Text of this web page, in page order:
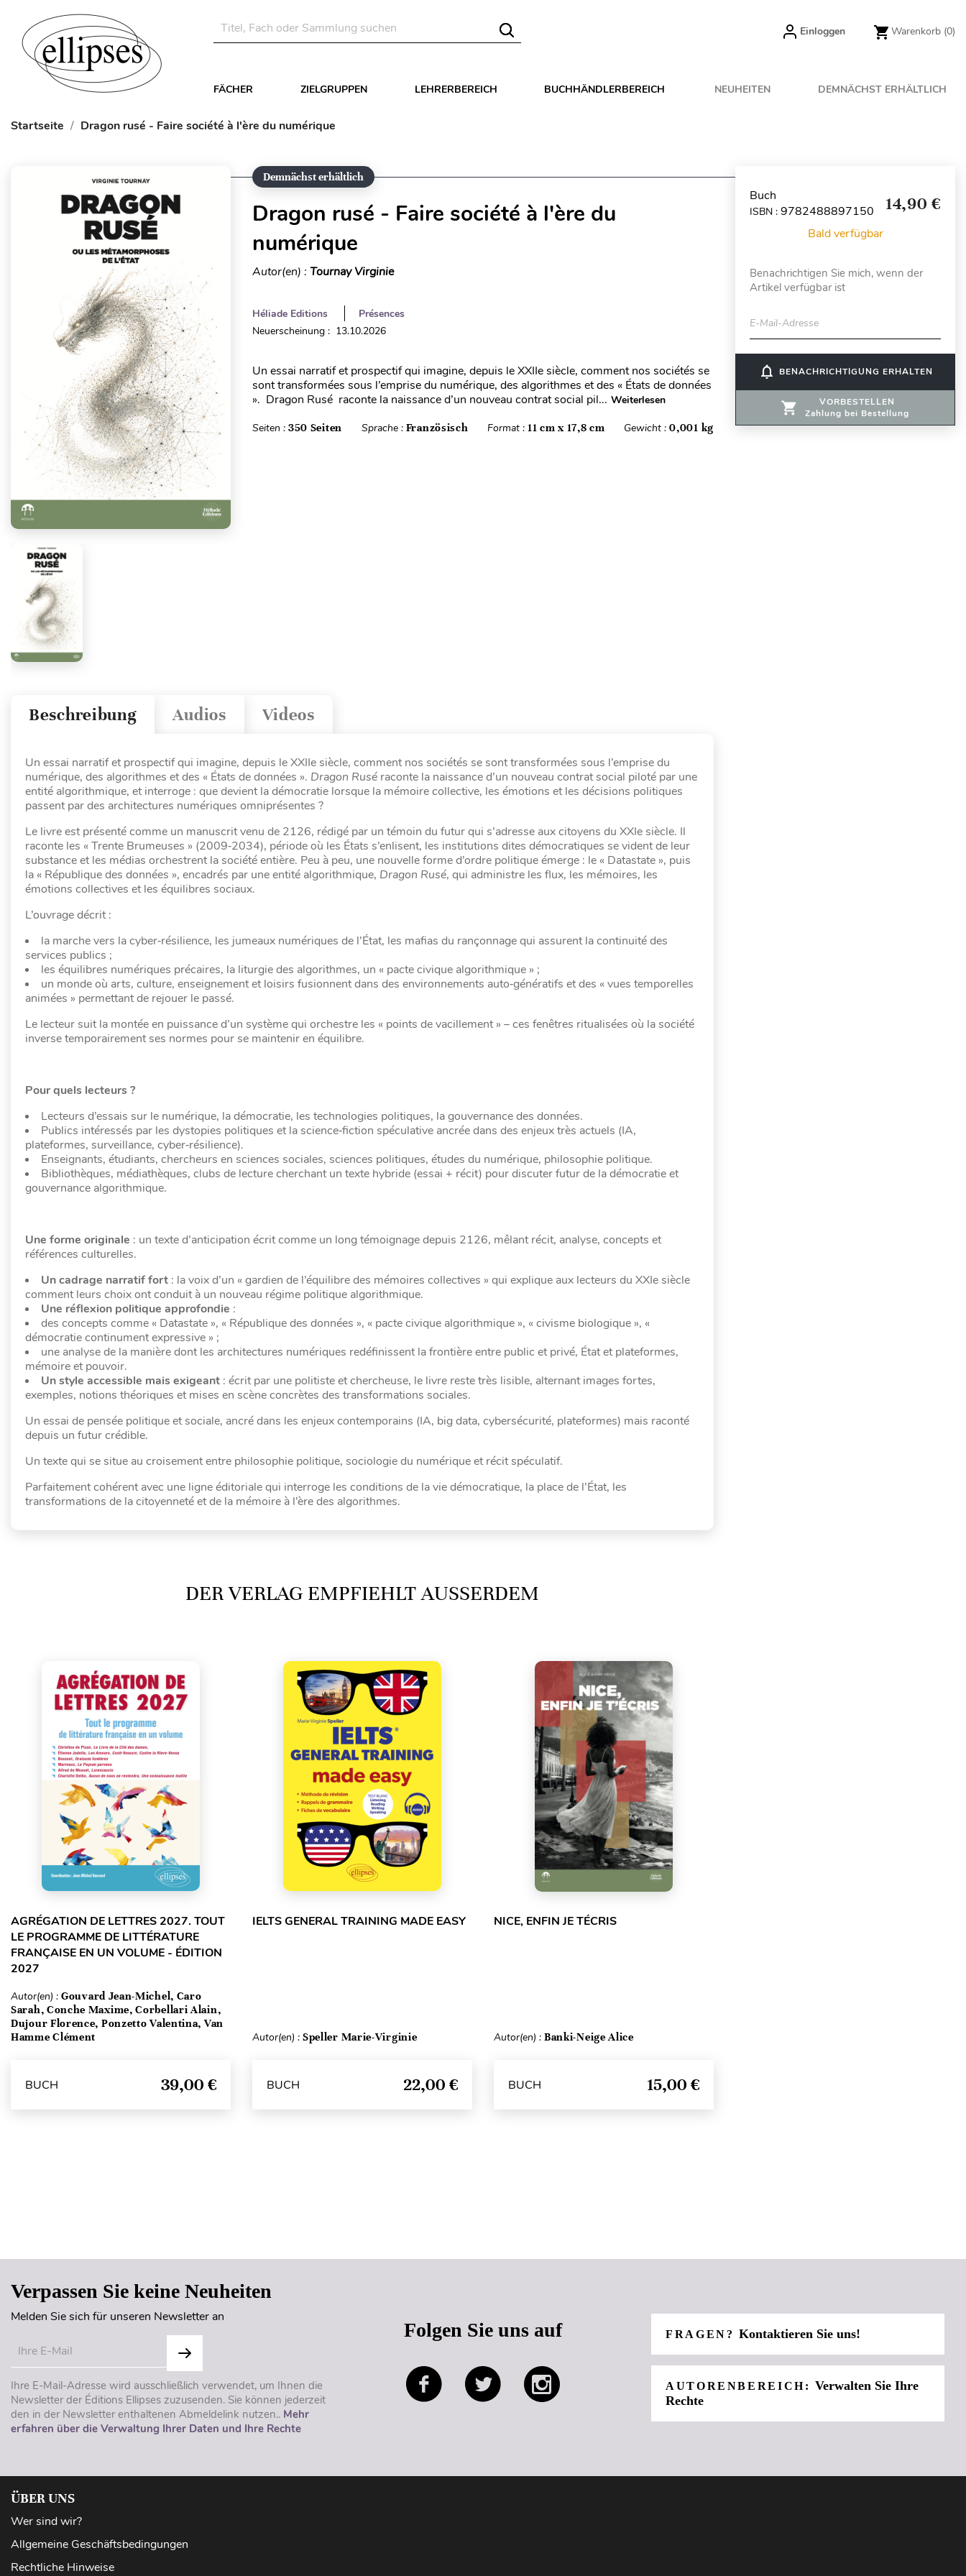
Einloggen Warenkorb (0)
FÄCHER ZIELGRUPPEN LEHRERBEREICH BUCHHÄNDLERBEREICH NEUHEITEN DEMNÄCHST ERHÄLTLICH
Startseite Dragon rusé - Faire société à l'ère du numérique
Demnächst erhältlich
Dragon rusé - Faire société à l'ère du
numérique
Autor(en) : Tournay Virginie
Héliade Editions
Présences
Neuerscheinung : 13.10.2026
Un essai narratif et prospectif qui imagine, depuis le XXIIe siècle, comment nos sociétés se
sont transformées sous l’emprise du numérique, des algorithmes et des « États de données
». Dragon Rusé raconte la naissance d’un nouveau contrat social pil... Weiterlesen
Seiten : 350 Seiten Sprache : Französisch Format :11 cm x 17,8 cm Gewicht :0,001 kg
Videos
Audios
Beschreibung
Un essai narratif et prospectif qui imagine, depuis le XXIIe siècle, comment nos sociétés se sont transformées sous l’emprise du
numérique, des algorithmes et des « États de données ». Dragon Rusé raconte la naissance d’un nouveau contrat social piloté par une
entité algorithmique, et interroge : que devient la démocratie lorsque la mémoire collective, les émotions et les décisions politiques
passent par des architectures numériques omniprésentes ?
Le livre est présenté comme un manuscrit venu de 2126, rédigé par un témoin du futur qui s’adresse aux citoyens du XXIe siècle. Il
raconte les « Trente Brumeuses » (2009‑2034), période où les États s’enlisent, les institutions dites démocratiques se vident de leur
substance et les médias orchestrent la société entière. Peu à peu, une nouvelle forme d’ordre politique émerge : le « Datastate », puis
la « République des données », encadrés par une entité algorithmique, Dragon Rusé, qui administre les flux, les mémoires, les
émotions collectives et les équilibres sociaux.
L’ouvrage décrit :
la marche vers la cyber‑résilience, les jumeaux numériques de l’État, les mafias du rançonnage qui assurent la continuité des
services publics ;
les équilibres numériques précaires, la liturgie des algorithmes, un « pacte civique algorithmique » ;
un monde où arts, culture, enseignement et loisirs fusionnent dans des environnements auto‑génératifs et des « vues temporelles
animées » permettant de rejouer le passé.
Le lecteur suit la montée en puissance d’un système qui orchestre les « points de vacillement » – ces fenêtres ritualisées où la société
inverse temporairement ses normes pour se maintenir en équilibre.
Pour quels lecteurs ?
Lecteurs d’essais sur le numérique, la démocratie, les technologies politiques, la gouvernance des données.
Publics intéressés par les dystopies politiques et la science‑fiction spéculative ancrée dans des enjeux très actuels (IA,
plateformes, surveillance, cyber‑résilience).
Enseignants, étudiants, chercheurs en sciences sociales, sciences politiques, études du numérique, philosophie politique.
Bibliothèques, médiathèques, clubs de lecture cherchant un texte hybride (essai + récit) pour discuter futur de la démocratie et
gouvernance algorithmique.
Une forme originale : un texte d’anticipation écrit comme un long témoignage depuis 2126, mêlant récit, analyse, concepts et
références culturelles.
Un cadrage narratif fort : la voix d’un « gardien de l’équilibre des mémoires collectives » qui explique aux lecteurs du XXIe siècle
comment leurs choix ont conduit à un nouveau régime politique algorithmique.
Une réflexion politique approfondie :
des concepts comme « Datastate », « République des données », « pacte civique algorithmique », « civisme biologique », «
démocratie continument expressive » ;
une analyse de la manière dont les architectures numériques redéfinissent la frontière entre public et privé, État et plateformes,
mémoire et pouvoir.
Un style accessible mais exigeant : écrit par une politiste et chercheuse, le livre reste très lisible, alternant images fortes,
exemples, notions théoriques et mises en scène concrètes des transformations sociales.
Un essai de pensée politique et sociale, ancré dans les enjeux contemporains (IA, big data, cybersécurité, plateformes) mais raconté
depuis un futur crédible.
Un texte qui se situe au croisement entre philosophie politique, sociologie du numérique et récit spéculatif.
Parfaitement cohérent avec une ligne éditoriale qui interroge les conditions de la vie démocratique, la place de l’État, les
transformations de la citoyenneté et de la mémoire à l’ère des algorithmes.
DER VERLAG EMPFIEHLT AUSSERDEM
AGRÉGATION DE LETTRES 2027. TOUT
LE PROGRAMME DE LITTÉRATURE
FRANÇAISE EN UN VOLUME - ÉDITION
2027
Autor(en) : Gouvard Jean-Michel, Caro
Sarah, Conche Maxime, Corbellari Alain,
Dujour Florence, Ponzetto Valentina, Van
Hamme Clément
BUCH 39,00 €
IELTS GENERAL TRAINING MADE EASY
Autor(en) : Speller Marie-Virginie
BUCH 22,00 €
NICE, ENFIN JE TÉCRIS
Autor(en) : Banki-Neige Alice
BUCH 15,00 €
Buch
ISBN : 9782488897150 14,90 €
Bald verfügbar
Benachrichtigen Sie mich, wenn der
Artikel verfügbar ist
E-Mail-Adresse
notifications_none BENACHRICHTIGUNG ERHALTEN
VORBESTELLEN
Zahlung bei Bestellung
Verpassen Sie keine Neuheiten
Melden Sie sich für unseren Newsletter an
Ihre E-Mail-Adresse wird ausschließlich verwendet, um Ihnen die
Newsletter der Éditions Ellipses zuzusenden. Sie können jederzeit
den in der Newsletter enthaltenen Abmeldelink nutzen.. Mehr
erfahren über die Verwaltung Ihrer Daten und Ihre Rechte
Folgen Sie uns auf FRAGEN?Kontaktieren Sie uns!
AUTORENBEREICH:Verwalten Sie Ihre
Rechte
ÜBER UNS
Wer sind wir?
Allgemeine Geschäftsbedingungen
Rechtliche Hinweise